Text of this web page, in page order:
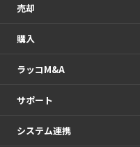
売却
購入
ラッコM&A
サポート
システム連携